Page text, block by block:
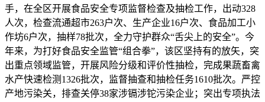
手，在全区开展食品安全专项监督检查及抽检工作，出动328
人次，检查流通超市263户次、生产企业16户次、食品加工小
作坊6户次，抽样78批次，全力守护群众“舌尖上的安全”。今
年来，为打好食品安全监管“组合拳”，该区坚持有的放矢，突
出重点领域监管，开展风险分级和评价性抽检，完成果蔬畜禽
水产快速检测1326批次，监督抽查和抽检任务1610批次。严控
产地污染关，排查关停38家涉镉涉铊污染企业；突出专项执法